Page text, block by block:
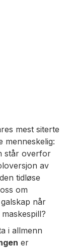
mest siterte
menneskelig:
står overfor
av
tidløse
om
når
i allmenn
er